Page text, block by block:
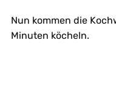
Nun kommen die
Minuten köcheln.